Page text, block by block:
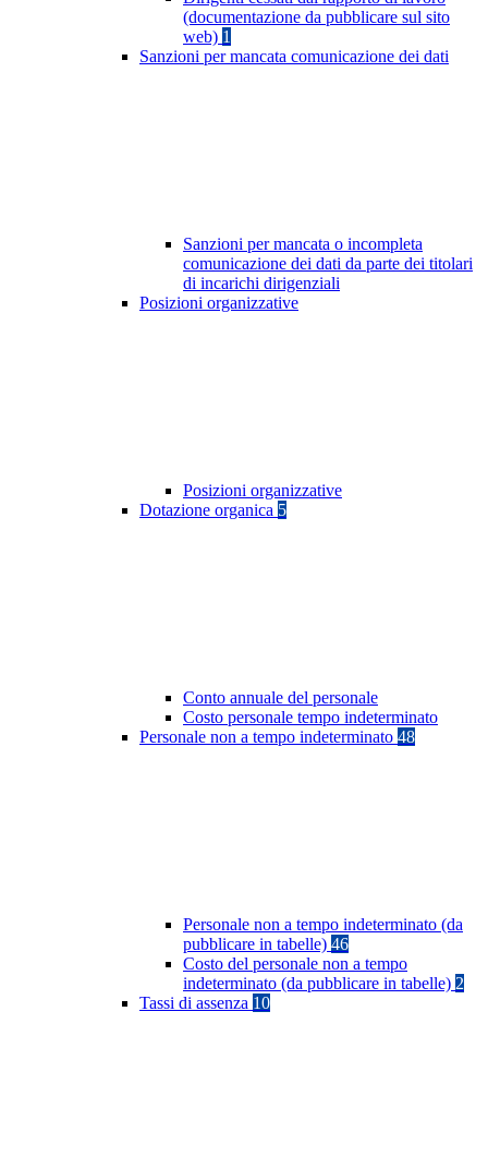
(documentazione da pubblicare sul sito
web) 1
Sanzioni per mancata comunicazione dei dati
Sanzioni per mancata o incompleta
comunicazione dei dati da parte dei titolari
di incarichi dirigenziali
Posizioni organizzative
Posizioni organizzative
Dotazione organica 5
Conto annuale del personale
Costo personale tempo indeterminato
Personale non a tempo indeterminato 48
Personale non a tempo indeterminato (da
pubblicare in tabelle) 46
Costo del personale non a tempo
indeterminato (da pubblicare in tabelle) 2
Tassi di assenza 10